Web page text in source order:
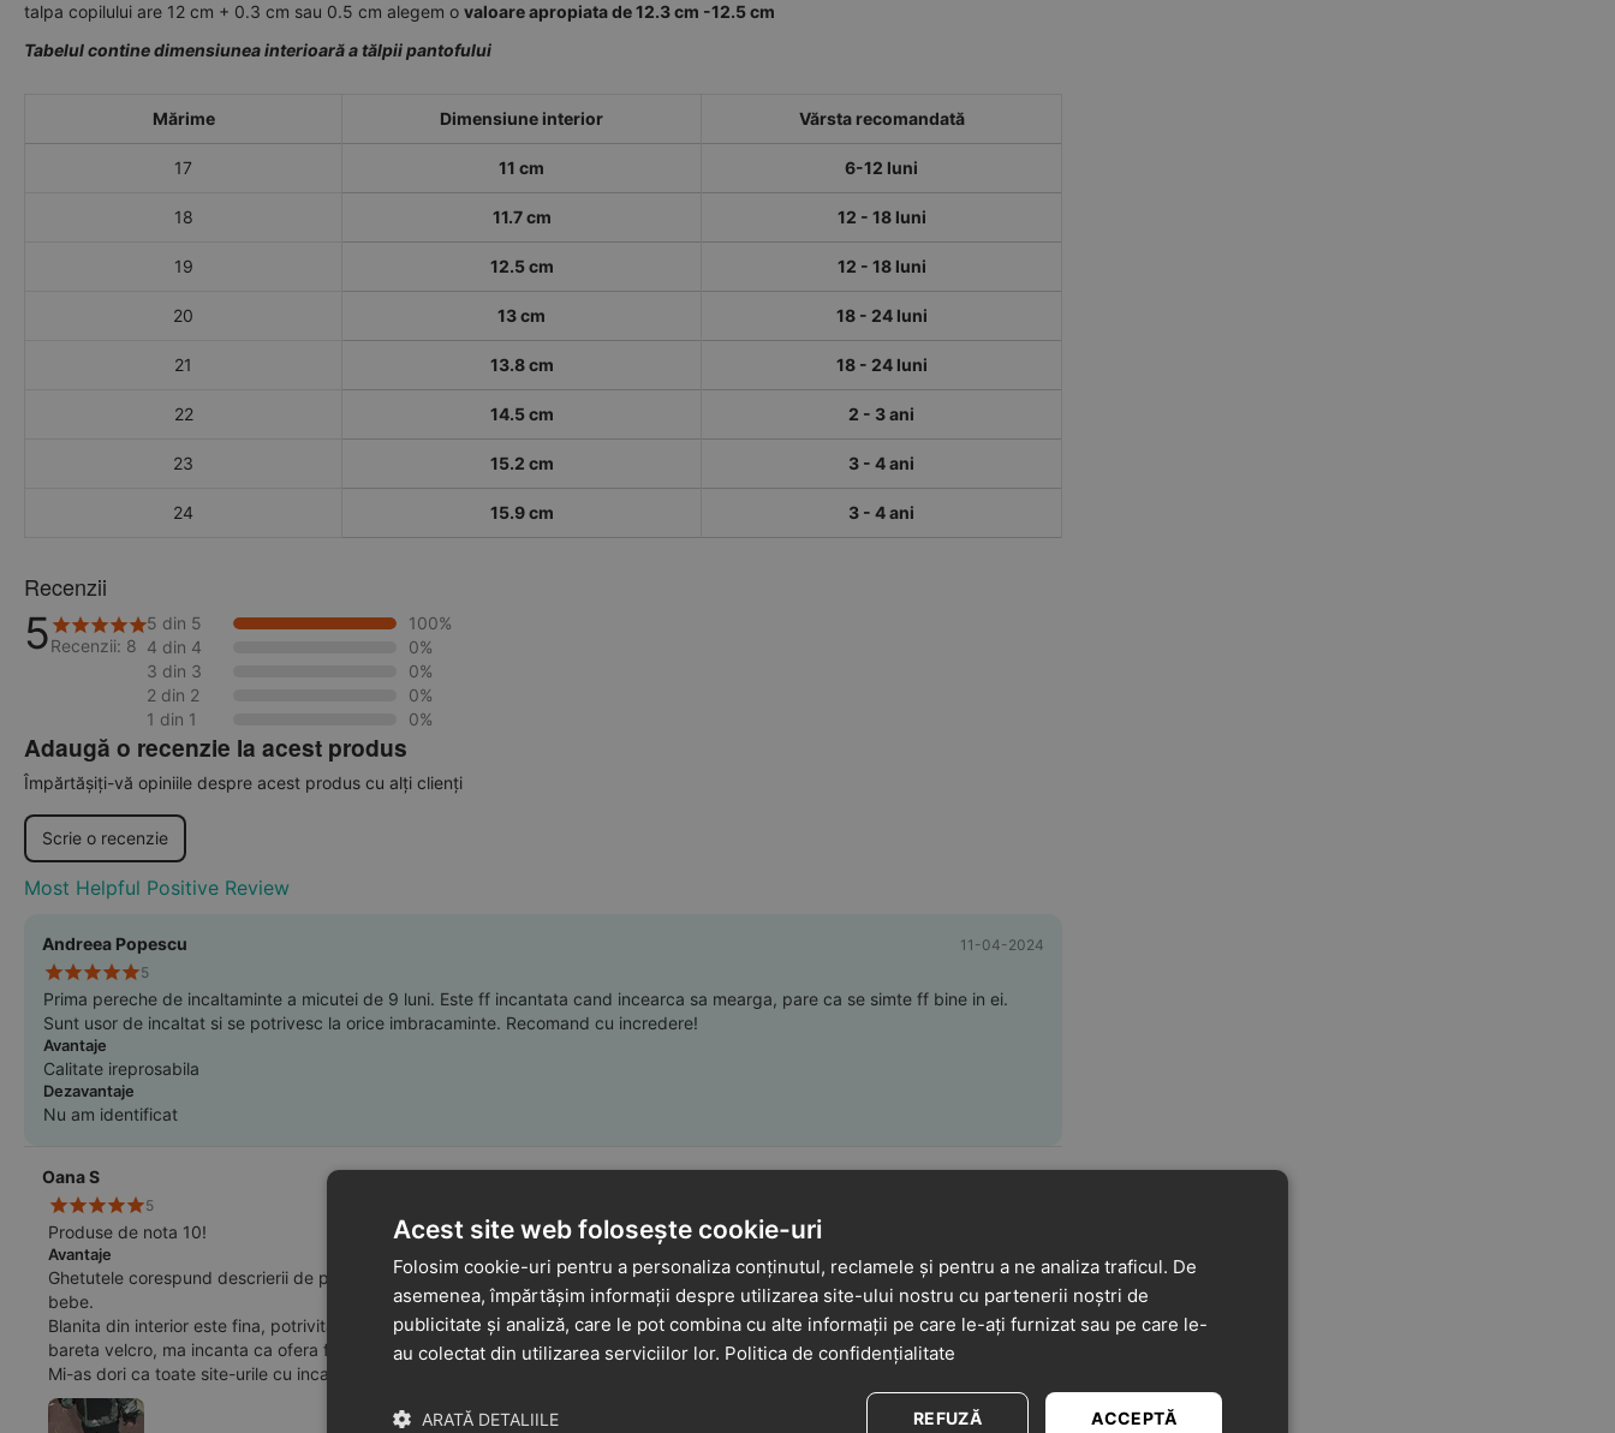
talpa copilului are 12 cm + 0.3 cm sau 0.5 cm alegem o valoare apropiata de 12.3 cm -12.5 cm
Tabelul contine dimensiunea interioară a tălpii pantofului
Mărime Dimensiune interior Vărsta recomandată
17 11 cm 6-12 luni
18 11.7 cm 12 - 18 luni
19 12.5 cm 12 - 18 luni
20 13 cm 18 - 24 luni
21 13.8 cm 18 - 24 luni
22 14.5 cm 2 - 3 ani
23 15.2 cm 3 - 4 ani
24 15.9 cm 3 - 4 ani
Recenzii
5Recenzii: 8
5 din 5
100%
4 din 4
0%
3 din 3
0%
2 din 2
0%
1 din 1
0%
Adaugă o recenzie la acest produs
Împărtășiți-vă opiniile despre acest produs cu alți clienți
Scrie o recenzie
Most Helpful Positive Review
Andreea Popescu
11-04-2024
5
Prima pereche de incaltaminte a micutei de 9 luni. Este ff incantata cand incearca sa mearga, pare ca se simte ff bine in ei.
Sunt usor de incaltat si se potrivesc la orice imbracaminte. Recomand cu incredere!
Avantaje
Calitate ireprosabila
Dezavantaje
Nu am identificat
Oana S
5
Produse de nota 10!
Avantaje
Ghetutele corespund descrierii de pe site, sunt usoare, practice si, din cate am putut observa, comode pentru
bebe.
Blanita din interior este fina, potrivita pentru zilele reci de toamna sau mai calde de iarna. Se inchid usor cu
bareta velcro, ma incanta ca ofera flexibilitatea necesara pentru primii pasi.
Mi-as dori ca toate site-urile cu incaltari de copii sa ofere tot atat de multe informatii in prezentare ca si dvs, am
apreciat ca ati mentionat dimensiunile exacte si corecte ale incaltarilor, lucru important pentru cine cumpara
online! Va multumesc.
Acest site web folosește cookie-uri
Folosim cookie-uri pentru a personaliza conținutul, reclamele și pentru a ne analiza traficul. De
asemenea, împărtășim informații despre utilizarea site-ului nostru cu partenerii noștri de
publicitate și analiză, care le pot combina cu alte informații pe care le-ați furnizat sau pe care le-
au colectat din utilizarea serviciilor lor. Politica de confidențialitate
ACCEPTĂ
REFUZĂ
ARATĂ DETALIILE